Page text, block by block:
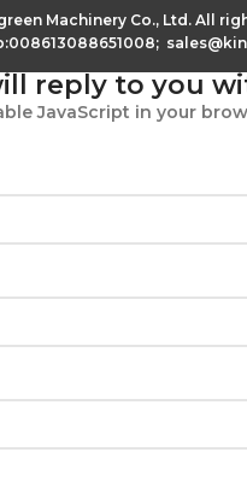
Evergreen Machinery Co., Ltd. All
reply to you
JavaScript in your